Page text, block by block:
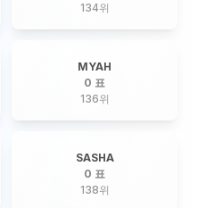
134위
MYAH
0 표
136위
SASHA
0 표
138위